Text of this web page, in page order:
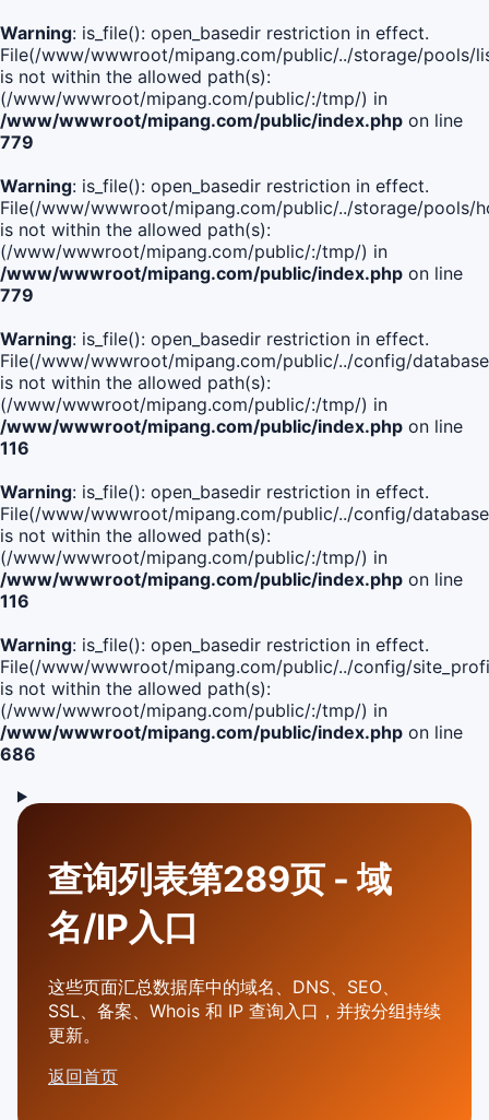
Warning: is_file(): open_basedir restriction in effect.
File(/www/wwwroot/mipang.com/public/../storage/pools/
is not within the allowed path(s):
(/www/wwwroot/mipang.com/public/:/tmp/) in
/www/wwwroot/mipang.com/public/index.php on line
779
Warning: is_file(): open_basedir restriction in effect.
File(/www/wwwroot/mipang.com/public/../storage/pools/
is not within the allowed path(s):
(/www/wwwroot/mipang.com/public/:/tmp/) in
/www/wwwroot/mipang.com/public/index.php on line
779
Warning: is_file(): open_basedir restriction in effect.
File(/www/wwwroot/mipang.com/public/../config/
is not within the allowed path(s):
(/www/wwwroot/mipang.com/public/:/tmp/) in
/www/wwwroot/mipang.com/public/index.php on line
116
Warning: is_file(): open_basedir restriction in effect.
File(/www/wwwroot/mipang.com/public/../config/
is not within the allowed path(s):
(/www/wwwroot/mipang.com/public/:/tmp/) in
/www/wwwroot/mipang.com/public/index.php on line
116
Warning: is_file(): open_basedir restriction in effect.
File(/www/wwwroot/mipang.com/public/../config/
is not within the allowed path(s):
(/www/wwwroot/mipang.com/public/:/tmp/) in
/www/wwwroot/mipang.com/public/index.php on line
686
查询列表第289页 - 域
名/IP入口
这些页面汇总数据库中的域名、DNS、SEO、
SSL、备案、Whois 和 IP 查询入口，并按分组持续
更新。
返回首页